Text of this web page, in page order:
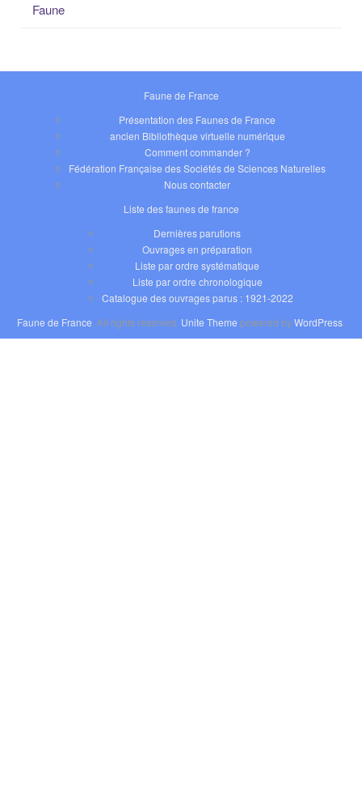
Faune
Faune de France
Présentation des Faunes de France
ancien Bibliothèque virtuelle numérique
Comment commander ?
Fédération Française des Sociétés de Sciences Naturelles
Nous contacter
Liste des faunes de france
Dernières parutions
Ouvrages en préparation
Liste par ordre systématique
Liste par ordre chronologique
Catalogue des ouvrages parus : 1921-2022
Faune de France . All rights reserved. Unite Theme powered byWordPress